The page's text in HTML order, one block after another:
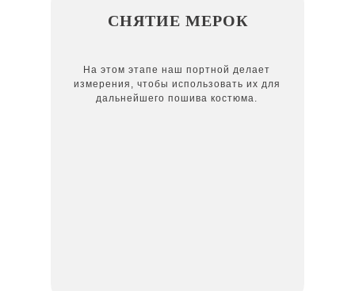
На этом этапе наш портной делает
измерения, чтобы использовать их для
дальнейшего пошива костюма.
СНЯТИЕ МЕРОК